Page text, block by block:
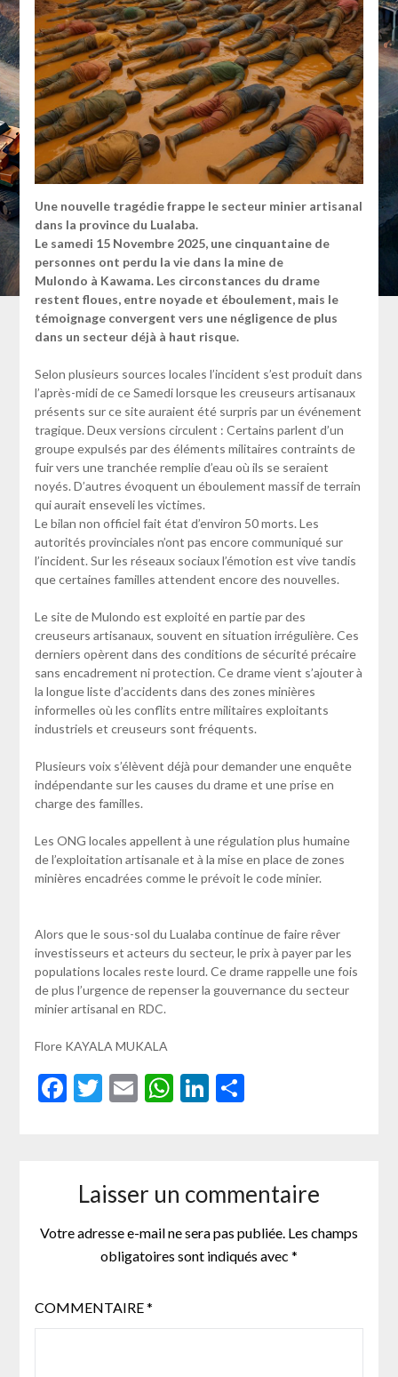
Une nouvelle tragédie frappe le secteur minier artisanal
dans la province du Lualaba.
Le samedi 15 Novembre 2025, une cinquantaine de
personnes ont perdu la vie dans la mine de
Mulondo à Kawama. Les circonstances du drame
restent floues, entre noyade et éboulement, mais le
témoignage convergent vers une négligence de plus
dans un secteur déjà à haut risque.
Selon plusieurs sources locales l’incident s’est produit dans
l’après-midi de ce Samedi lorsque les creuseurs artisanaux
présents sur ce site auraient été surpris par un événement
tragique. Deux versions circulent : Certains parlent d’un
groupe expulsés par des éléments militaires contraints de
fuir vers une tranchée remplie d’eau où ils se seraient
noyés. D’autres évoquent un éboulement massif de terrain
qui aurait enseveli les victimes.
Le bilan non officiel fait état d’environ 50 morts. Les
autorités provinciales n’ont pas encore communiqué sur
l’incident. Sur les réseaux sociaux l’émotion est vive tandis
que certaines familles attendent encore des nouvelles.
Le site de Mulondo est exploité en partie par des
creuseurs artisanaux, souvent en situation irrégulière. Ces
derniers opèrent dans des conditions de sécurité précaire
sans encadrement ni protection. Ce drame vient s’ajouter à
la longue liste d’accidents dans des zones minières
informelles où les conflits entre militaires exploitants
industriels et creuseurs sont fréquents.
Plusieurs voix s’élèvent déjà pour demander une enquête
indépendante sur les causes du drame et une prise en
charge des familles.
Les ONG locales appellent à une régulation plus humaine
de l’exploitation artisanale et à la mise en place de zones
minières encadrées comme le prévoit le code minier.
Alors que le sous-sol du Lualaba continue de faire rêver
investisseurs et acteurs du secteur, le prix à payer par les
populations locales reste lourd. Ce drame rappelle une fois
de plus l’urgence de repenser la gouvernance du secteur
minier artisanal en RDC.
Flore KAYALA MUKALA
Facebook
Twitter
EmailWhatsApp
LinkedIn
Partager
Laisser un commentaire
Votre adresse e-mail ne sera pas publiée. Les champs
obligatoires sont indiqués avec *
COMMENTAIRE*